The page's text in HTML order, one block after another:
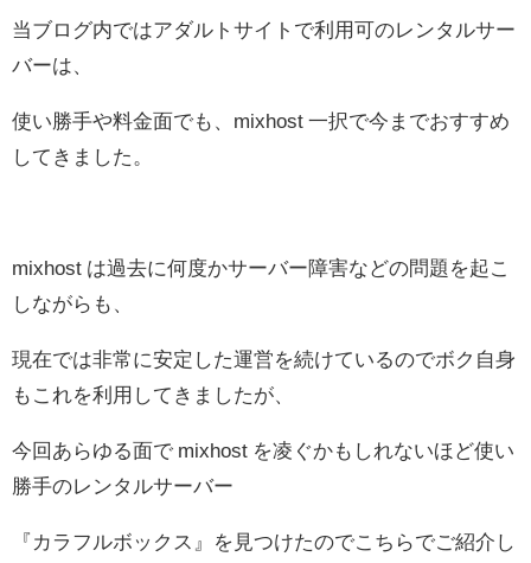
当ブログ内ではアダルトサイトで利用可のレンタルサー
バーは、
使い勝手や料金面でも、mixhost 一択で今までおすすめ
してきました。
mixhost は過去に何度かサーバー障害などの問題を起こ
しながらも、
現在では非常に安定した運営を続けているのでボク自身
もこれを利用してきましたが、
今回あらゆる面で mixhost を凌ぐかもしれないほど使い
勝手のレンタルサーバー
『カラフルボックス』を見つけたのでこちらでご紹介し